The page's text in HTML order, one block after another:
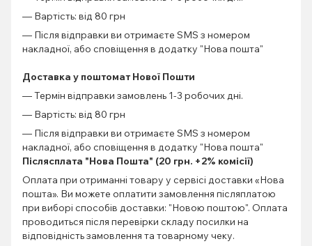
— Вартість: від 80 грн
— Після відправки ви отримаєте SMS з номером
накладної, або сповіщення в додатку "Нова пошта"
Доставка у поштомат Нової Пошти
— Термін відправки замовлень 1-3 робочих дні.
— Вартість: від 80 грн
— Після відправки ви отримаєте SMS з номером
накладної, або сповіщення в додатку "Нова пошта"
Післясплата "Нова Пошта" (20 грн. +2% комісії)
Оплата при отриманні товару у сервісі доставки «Нова
пошта». Ви можете оплатити замовлення післяплатою
при виборі способів доставки: "Новою поштою". Оплата
проводиться після перевірки складу посилки на
відповідність замовлення та товарному чеку.